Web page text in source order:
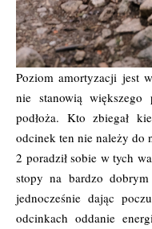
Poziom amortyzacji jest
nie stanowią większego
podłoża. Kto zbiegał
odcinek ten nie należy do
2 poradził sobie w tych
stopy na bardzo
jednocześnie dając
odcinkach oddanie